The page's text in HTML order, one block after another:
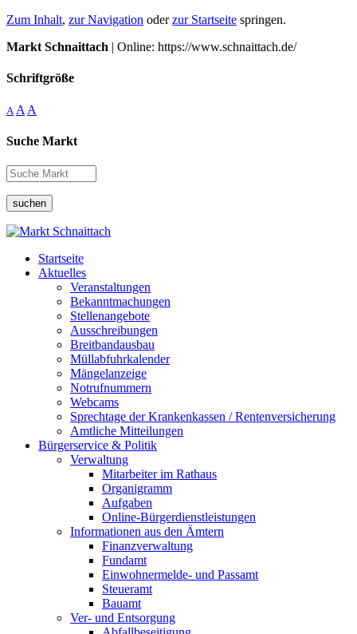
Zum Inhalt, zur Navigation oderzur Startseite springen.
Markt Schnaittach | Online: https://www.schnaittach.de/
Schriftgröße
A A A
Suche Markt
suchen
Startseite
Aktuelles
Veranstaltungen
Bekanntmachungen
Stellenangebote
Ausschreibungen
Breitbandausbau
Müllabfuhrkalender
Mängelanzeige
Notrufnummern
Webcams
Sprechtage der Krankenkassen / Rentenversicherung
Amtliche Mitteilungen
Bürgerservice & Politik
Verwaltung
Mitarbeiter im Rathaus
Organigramm
Aufgaben
Online-Bürgerdienstleistungen
Informationen aus den Ämtern
Finanzverwaltung
Fundamt
Einwohnermelde- und Passamt
Steueramt
Bauamt
Ver- und Entsorgung